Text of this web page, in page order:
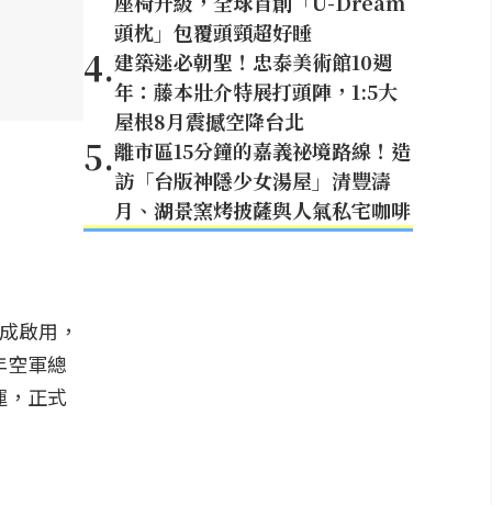
啟用，
空軍總
，正式
頭枕」包覆頭頸超好睡
4.建築迷必朝聖！忠泰美術館10週
年：藤本壯介特展打頭陣，1:5大
屋根8月震撼空降台北
5.離市區15分鐘的嘉義祕境路線！造
訪「台版神隱少女湯屋」清豐濤
月、湖景窯烤披薩與人氣私宅咖啡